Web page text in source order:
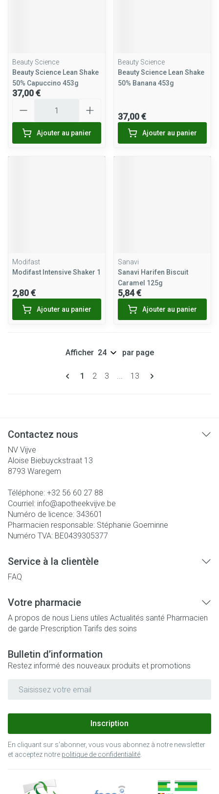
Beauty Science
Beauty Science Lean Shake
50% Capuccino 453g
37,00 €
Ajouter au panier
Beauty Science
Beauty Science Lean Shake
50% Banana 453g
37,00 €
Ajouter au panier
Modifast
Modifast Intensive Shaker 1
2,80 €
Ajouter au panier
Sanavi
Sanavi Harifen Biscuit
Caramel 125g
5,84 €
Ajouter au panier
Pages
Vous lisez actuellement la page
1 Page
2 Page
3 ... Page
13
Afficher par page
Contactez nous
NV Vijve
Aloise Biebuyckstraat 13
8793 Waregem
Téléphone: +32 56 60 27 88
Courriel: info@apotheekvijve.be
Numéro de licence: 343601
Pharmacien responsable: Stéphanie Goeminne
Numéro TVA: BE0439305377
Service à la clientèle
FAQ
Votre pharmacie
A propos de nous Liens utiles Actualités santé Pharmacien
de garde Prescription Tarifs des soins
Bulletin d’information
Restez informé des nouveaux produits et promotions
Inscription
En cliquant sur s'abonner, vous vous abonnez à notre newsletter
et acceptez notre politique de confidentialité